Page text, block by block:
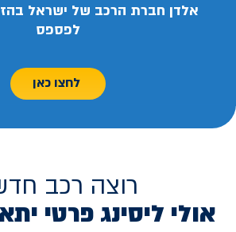
אלדן חברת הרכב של ישראל
לפספס
לחצו כאן
רוצה רכב
אולי ליסינג פרטי